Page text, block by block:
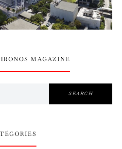
MAGAZINE
SEARCH